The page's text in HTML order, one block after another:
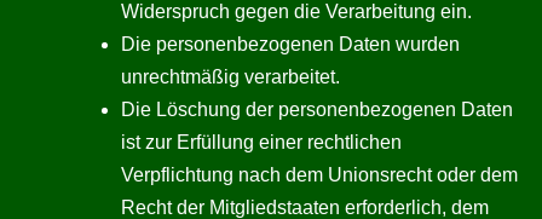
Widerspruch gegen die Verarbeitung ein.
Die personenbezogenen Daten wurden
unrechtmäßig verarbeitet.
Die Löschung der personenbezogenen Daten
ist zur Erfüllung einer rechtlichen
Verpflichtung nach dem Unionsrecht oder dem
Recht der Mitgliedstaaten erforderlich, dem